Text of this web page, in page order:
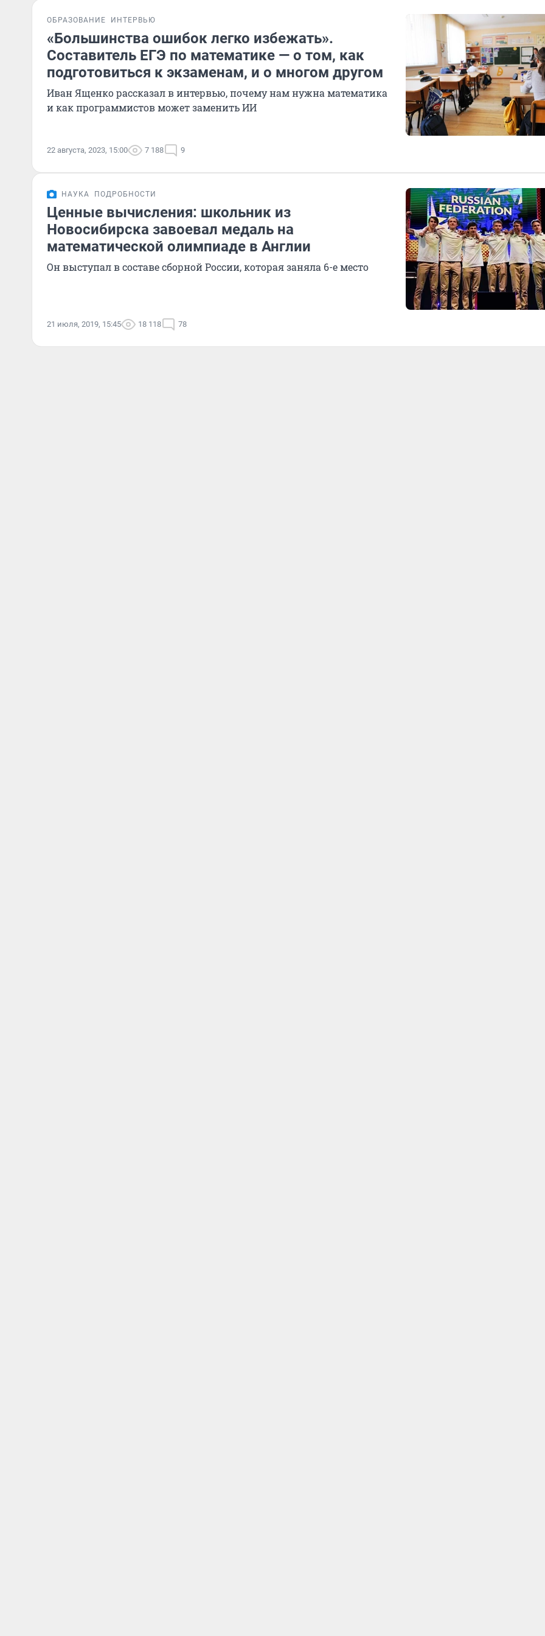
ОБРАЗОВАНИЕ ИНТЕРВЬЮ
«Большинства ошибок легко избежать».
Составитель ЕГЭ по математике — о том, как
подготовиться к экзаменам, и о многом другом
Иван Ященко рассказал в интервью, почему нам нужна математика
и как программистов может заменить ИИ
22 августа, 2023, 15:00 7 188 9
НАУКА ПОДРОБНОСТИ
Ценные вычисления: школьник из
Новосибирска завоевал медаль на
математической олимпиаде в Англии
Он выступал в составе сборной России, которая заняла 6-е место
21 июля, 2019, 15:45 18 118 78